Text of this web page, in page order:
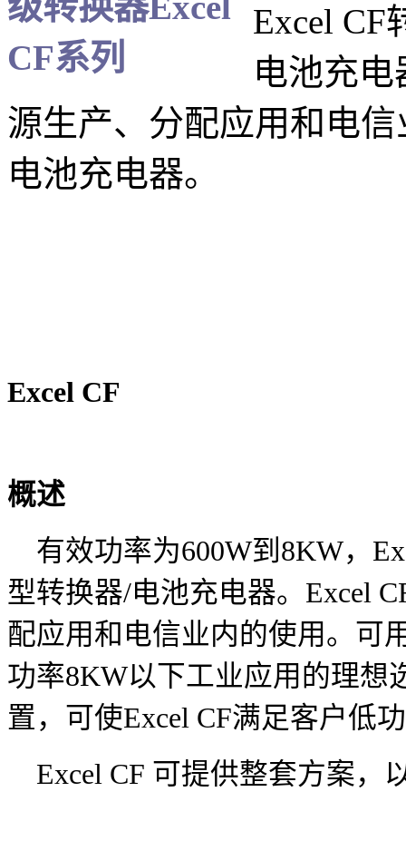
Excel CF
电池充
源生产、分配应用和电
电池充电器。
Excel CF
概述
有效功率为600W到8KW，
型转换器/电池充电器。Excel
配应用和电信业内的使用。可
功率8KW以下工业应用的理想
置，可使Excel CF满足客户低
Excel CF 可提供整套方案，